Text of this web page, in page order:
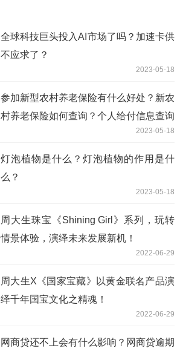
全球科技巨头投入AI市场了吗？加速卡供
不应求了？
2023-05-18
参加新型农村养老保险有什么好处？新农
村养老保险如何查询？个人给付信息查询
2023-05-18
灯泡植物是什么？灯泡植物的作用是什
么？
2023-05-18
周大生珠宝《Shining Girl》系列，玩转
情景体验，演绎未来发展新机！
2022-06-29
周大生X《国家宝藏》以黄金联名产品演
绎千年国宝文化之精魂！
2022-06-29
网商贷还不上会有什么影响？网商贷逾期